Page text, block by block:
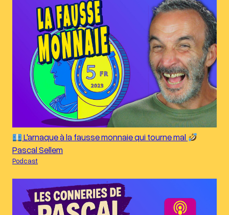
L'arnaque à la fausse monnaie qui tourne mal
Pascal Sellem
Podcast